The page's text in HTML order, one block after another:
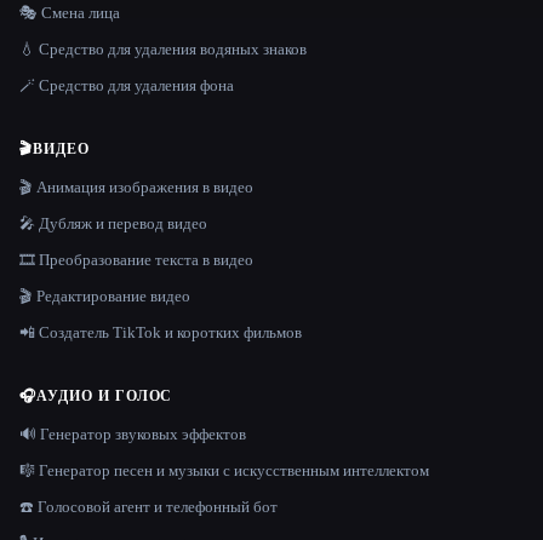
🎭 Смена лица
💧 Средство для удаления водяных знаков
🪄 Средство для удаления фона
🎬ВИДЕО
🎬 Анимация изображения в видео
🎤 Дубляж и перевод видео
🎞️ Преобразование текста в видео
🎬 Редактирование видео
📲 Создатель TikTok и коротких фильмов
🎧АУДИО И ГОЛОС
🔊 Генератор звуковых эффектов
🎼 Генератор песен и музыки с искусственным интеллектом
☎️ Голосовой агент и телефонный бот